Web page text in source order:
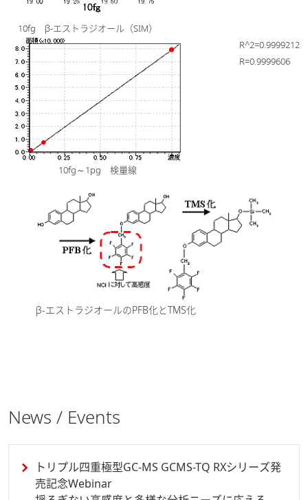
10fg β-エストラジオール（SIM）
10fg～1pg 検量線
R^2=0.9999212
R=0.9999606
β-エストラジオールのPFB化とTMS化
News / Events
トリプル四重極型GC-MS GCMS-TQ RXシリーズ発
売記念Webinar